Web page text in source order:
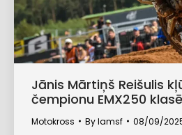
Jānis Mārtiņš Reišulis
čempionu EMX250 klasē
Motokross Bylamsf 08/09/